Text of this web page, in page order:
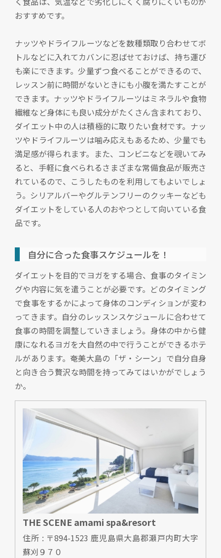
おすすめです。
ナッツやドライフルーツなどを数種類取り合わせてボ
トルなどに入れてカバンに忍ばせておけば、持ち運び
も楽にできます。少量ずつ食べることができるので、
レッスン前に時間がないときにも小腹を満たすことが
できます。ナッツやドライフルーツはミネラルや食物
繊維など身体にも良い成分がたくさん含まれており、
ダイエット中の人は積極的に取りたい食材です。ナッ
ツやドライフルーツは噛み応えもあるため、少量でも
満足感が得られます。また、コンビニなどを覗いてみ
ると、手軽に食べられるさまざまな常備食品が販売さ
れているので、こうしたものを利用してもよいでしょ
う。シリアルバーやグルテンフリーのクッキーなども
ダイエットをしている人のおやつとして向いている食
品です。
自分に合った食事スケジュールを！
ダイエットを目的でヨガをする場合、食事のタイミン
グや内容に気を遣うことが必要です。どのタイミング
で食事をするかによって身体のコンディションが変わ
ってきます。自分のレッスンスケジュールに合わせて
食事の時間を調整していきましょう。身体の中から健
康になれるヨガを大自然の中で行うことができるホテ
ルがあります。奄美大島の「ザ・シーン」で自分自身
と向き合う贅沢な時間を持ってみてはいかがでしょう
か。
THE SCENE amami spa&resort
住所 : 〒894-1523 鹿児島県大島郡瀬戸内町大字
蘇刈９７０